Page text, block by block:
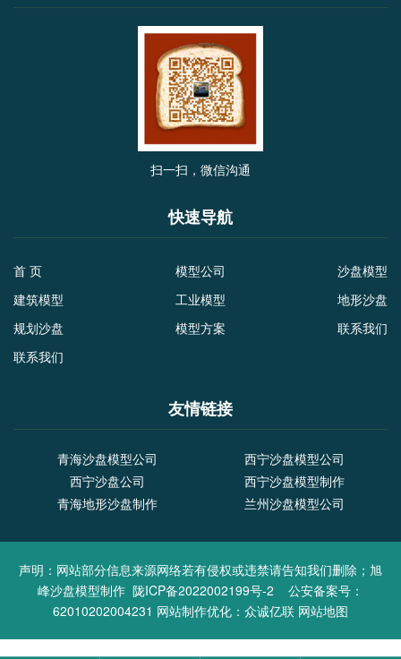
扫一扫，微信沟通
快速导航
首 页 模型公司
沙盘模型
建筑模型
工业模型
地形沙盘
规划沙盘
模型方案
联系我们
联系我们
友情链接
青海沙盘模型公司
西宁沙盘模型公司
西宁沙盘公司
西宁沙盘模型制作
青海地形沙盘制作
兰州沙盘模型公司
声明：网站部分信息来源网络若有侵权或违禁请告知我们删除；旭
峰沙盘模型制作 陇ICP备2022002199号-2
公安备案号：
62010202004231 网站制作优化： 众诚亿联 网站地图